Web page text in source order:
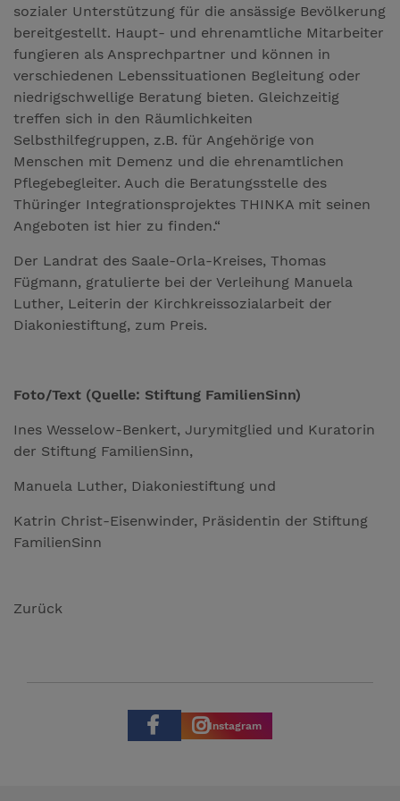
sozialer Unterstützung für die ansässige Bevölkerung
bereitgestellt. Haupt- und ehrenamtliche Mitarbeiter
fungieren als Ansprechpartner und können in
verschiedenen Lebenssituationen Begleitung oder
niedrigschwellige Beratung bieten. Gleichzeitig
treffen sich in den Räumlichkeiten
Selbsthilfegruppen, z.B. für Angehörige von
Menschen mit Demenz und die ehrenamtlichen
Pflegebegleiter. Auch die Beratungsstelle des
Thüringer Integrationsprojektes THINKA mit seinen
Angeboten ist hier zu finden.“
Der Landrat des Saale-Orla-Kreises, Thomas
Fügmann, gratulierte bei der Verleihung Manuela
Luther, Leiterin der Kirchkreissozialarbeit der
Diakoniestiftung, zum Preis.
Foto/Text (Quelle: Stiftung FamilienSinn)
Ines Wesselow-Benkert, Jurymitglied und Kuratorin
der Stiftung FamilienSinn,
Manuela Luther, Diakoniestiftung und
Katrin Christ-Eisenwinder, Präsidentin der Stiftung
FamilienSinn
Zurück
Instagram